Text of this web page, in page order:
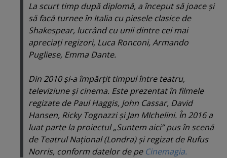
La scurt timp după diplomă, a început să joace şi
să facă turnee în Italia cu piesele clasice de
Shakespear, lucrând cu unii dintre cei mai
apreciaţi regizori, Luca Ronconi, Armando
Pugliese, Emma Dante.
Din 2010 şi-a împărţit timpul între teatru,
televiziune şi cinema. Este prezentat în filmele
regizate de Paul Haggis, John Cassar, David
Hansen, Ricky Tognazzi şi Jan MIchelini. În 2016 a
luat parte la proiectul „Suntem aici” pus în scenă
de Teatrul Naţional (Londra) şi regizat de Rufus
Norris, conform datelor de pe Cinemagia.